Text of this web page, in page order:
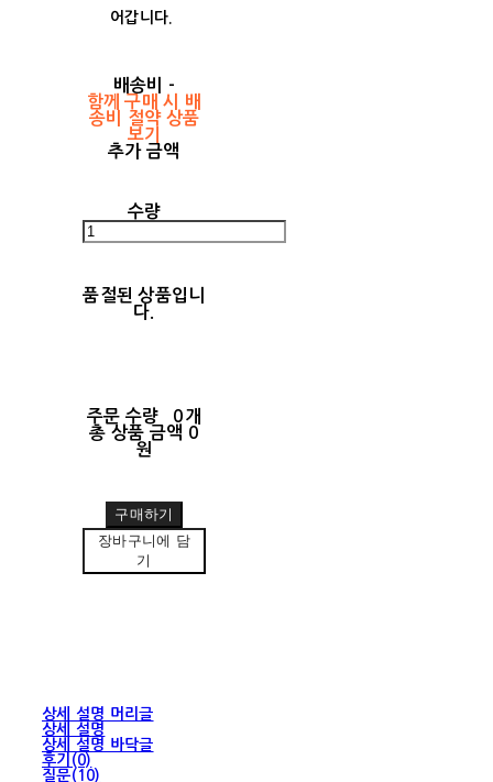
어갑니다.
배송비 -
함께 구매 시 배
송비 절약 상품
보기
추가 금액
수량
품절된 상품입니
다.
주문 수량
0개
총 상품 금액 0
원
구매하기
장바구니에 담
기
상세 설명 머리글
상세 설명
상세 설명 바닥글
후기(0)
질문(10)